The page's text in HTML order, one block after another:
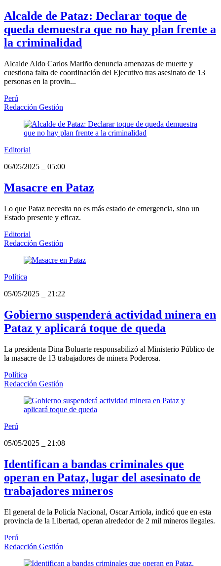
Alcalde de Pataz: Declarar toque de
queda demuestra que no hay plan frente a
la criminalidad
Alcalde Aldo Carlos Mariño denuncia amenazas de muerte y
cuestiona falta de coordinación del Ejecutivo tras asesinato de 13
personas en la provin...
Perú
Redacción Gestión
Editorial
06/05/2025
05:00
Masacre en Pataz
Lo que Pataz necesita no es más estado de emergencia, sino un
Estado presente y eficaz.
Editorial
Redacción Gestión
Política
05/05/2025
21:22
Gobierno suspenderá actividad minera en
Pataz y aplicará toque de queda
La presidenta Dina Boluarte responsabilizó al Ministerio Público de
la masacre de 13 trabajadores de minera Poderosa.
Política
Redacción Gestión
Perú
05/05/2025
21:08
Identifican a bandas criminales que
operan en Pataz, lugar del asesinato de
trabajadores mineros
El general de la Policía Nacional, Oscar Arriola, indicó que en esta
provincia de la Libertad, operan alrededor de 2 mil mineros ilegales.
Perú
Redacción Gestión